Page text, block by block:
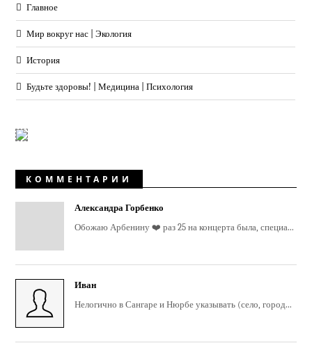
Главное
Мир вокруг нас | Экология
История
Будьте здоровы! | Медицина | Психология
КОММЕНТАРИИ
Александра Горбенко
Обожаю Арбенину ❤️ раз 25 на концерта была, специа...
Иван
Нелогично в Сангаре и Нюрбе указывать (село, город...